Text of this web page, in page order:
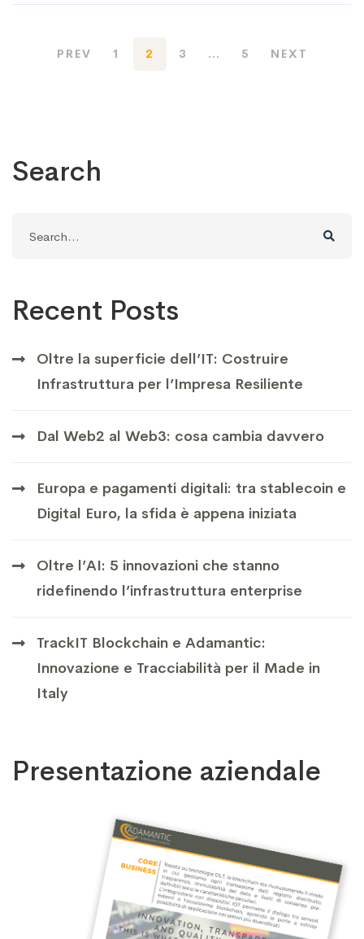
PREV 1 2 3 … 5 NEXT
Search
for:
Recent Posts
Oltre la superficie dell’IT: Costruire
Infrastruttura per l’Impresa Resiliente
Dal Web2 al Web3: cosa cambia davvero
Europa e pagamenti digitali: tra stablecoin e
Digital Euro, la sfida è appena iniziata
Oltre l’AI: 5 innovazioni che stanno
ridefinendo l’infrastruttura enterprise
TrackIT Blockchain e Adamantic:
Innovazione e Tracciabilità per il Made in
Italy
Presentazione aziendale